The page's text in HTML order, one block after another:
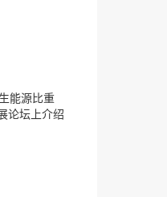
能源比重
论坛上介绍